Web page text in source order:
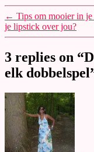
← Tips om mooier in je
je lipstick over jou?
3 replies on
elk